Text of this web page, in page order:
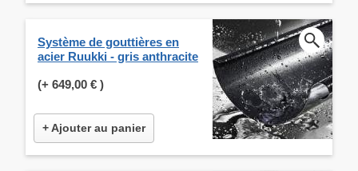
Système de gouttières en
acier Ruukki - gris anthracite
(+ 649,00 € )
+ Ajouter au panier